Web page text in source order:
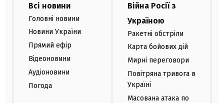
Всі новини
Головні новини
Новини України
Прямий ефір
Відеоновини
Аудіоновини
Погода
Війна Росії з
Україною
Ракетні обстріли
Карта бойових дій
Мирні переговори
Повітряна тривога в
Україні
Масована атака по